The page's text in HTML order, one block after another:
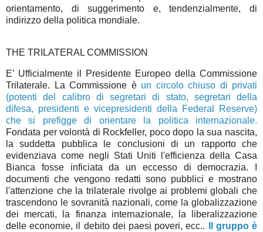
orientamento, di suggerimento e, tendenzialmente, di
indirizzo della politica mondiale.
THE TRILATERAL COMMISSION
E’ Ufficialmente il Presidente Europeo della Commissione
Trilaterale. La Commissione è un circolo chiuso di privati
(potenti del calibro di segretari di stato, segretari della
difesa, presidenti e vicepresidenti della Federal Reserve)
che si prefigge di orientare la politica internazionale.
Fondata per volontà di Rockfeller, poco dopo la sua nascita,
la suddetta pubblica le conclusioni di un rapporto che
evidenziava come negli Stati Uniti l'efficienza della Casa
Bianca fosse inficiata da un eccesso di democrazia. I
documenti che vengono redatti sono pubblici e mostrano
l'attenzione che la trilaterale rivolge ai problemi globali che
trascendono le sovranità nazionali, come la globalizzazione
dei mercati, la finanza internazionale, la liberalizzazione
delle economie, il debito dei paesi poveri, ecc..
Il gruppo è